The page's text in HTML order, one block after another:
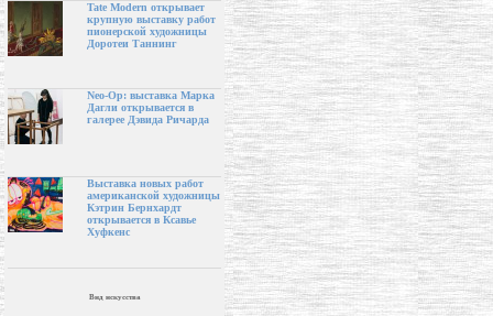
Tate Modern открывает
крупную выставку работ
пионерской художницы
Доротеи Таннинг
Neo-Op: выставка Марка
Дагли открывается в
галерее Дэвида Ричарда
Выставка новых работ
американской художницы
Кэтрин Бернхардт
открывается в Ксавье
Хуфкенс
Вид искусства